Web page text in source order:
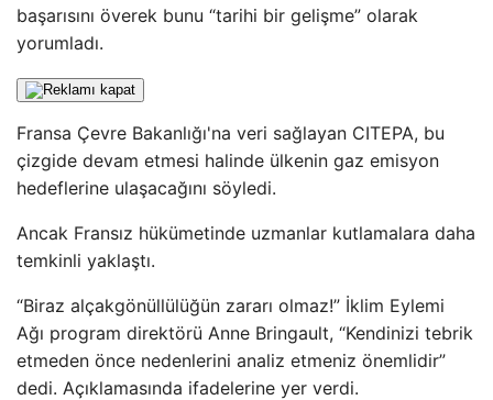
başarısını överek bunu “tarihi bir gelişme” olarak
yorumladı.
Fransa Çevre Bakanlığı'na veri sağlayan CITEPA, bu
çizgide devam etmesi halinde ülkenin gaz emisyon
hedeflerine ulaşacağını söyledi.
Ancak Fransız hükümetinde uzmanlar kutlamalara daha
temkinli yaklaştı.
“Biraz alçakgönüllülüğün zararı olmaz!” İklim Eylemi
Ağı program direktörü Anne Bringault, “Kendinizi tebrik
etmeden önce nedenlerini analiz etmeniz önemlidir”
dedi. Açıklamasında ifadelerine yer verdi.